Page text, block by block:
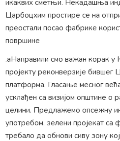
икаквих сметњи. Некадашња
Царбоцхим простире се на
преостали посао фабрике
површине
.аНаправили смо важан корак
пројекту реконверзије бившег
платформа. Гласање месног
усклађен са визијом општине о
целини. Предлажемо опсежну
употребом, зелени пројекат са
требало да обнови сиву зону